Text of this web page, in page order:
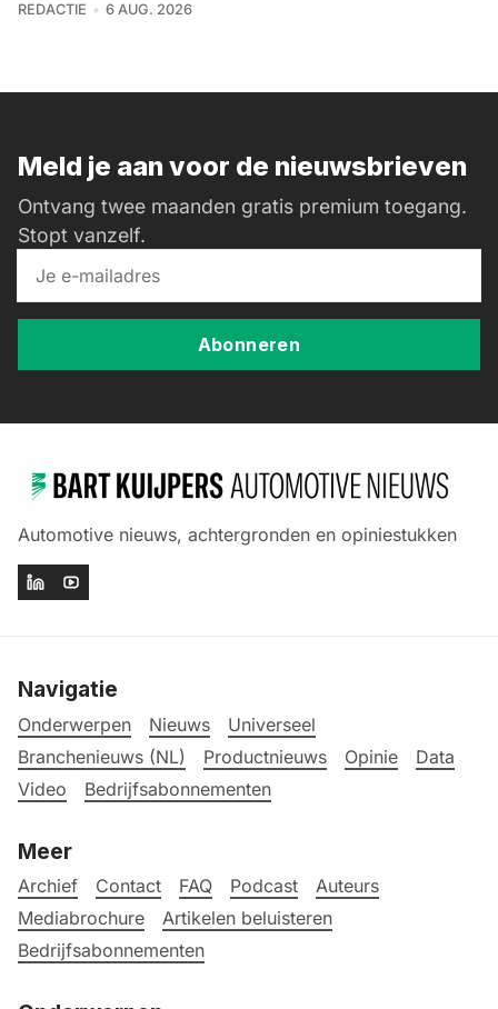
REDACTIE 6 AUG. 2026
Meld je aan voor de nieuwsbrieven
Ontvang twee maanden gratis premium toegang.
Stopt vanzelf.
Abonneren
Automotive nieuws, achtergronden en opiniestukken
Navigatie
Onderwerpen Nieuws
Universeel
Branchenieuws (NL)
Productnieuws Opinie
Data
Video
Bedrijfsabonnementen
Meer
Archief Contact FAQ Podcast
Auteurs
Mediabrochure
Artikelen beluisteren
Bedrijfsabonnementen